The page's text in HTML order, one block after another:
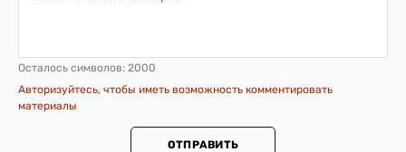
Осталось символов: 2000
Авторизуйтесь, чтобы иметь возможность комментировать
материалы
ОТПРАВИТЬ